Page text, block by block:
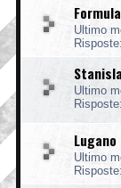
Ultimo
Risposte:
Ultimo
Risposte:
Ultimo
Risposte: